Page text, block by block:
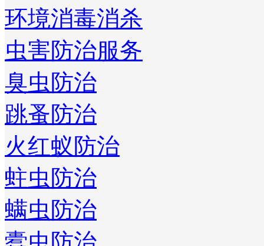
环境消毒消杀
虫害防治服务
臭虫防治
跳蚤防治
火红蚁防治
蛀虫防治
螨虫防治